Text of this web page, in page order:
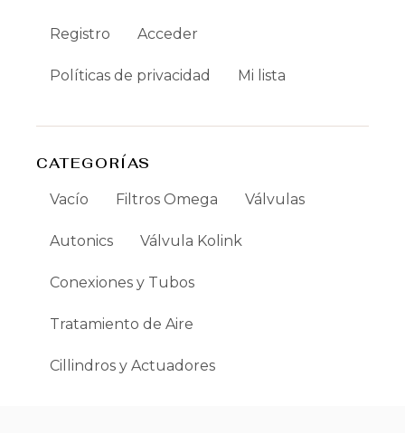
Registro Acceder
Políticas de privacidad Mi lista
CATEGORÍAS
Vacío Filtros Omega Válvulas
Autonics Válvula Kolink
Conexiones y Tubos
Tratamiento de Aire
Cillindros y Actuadores